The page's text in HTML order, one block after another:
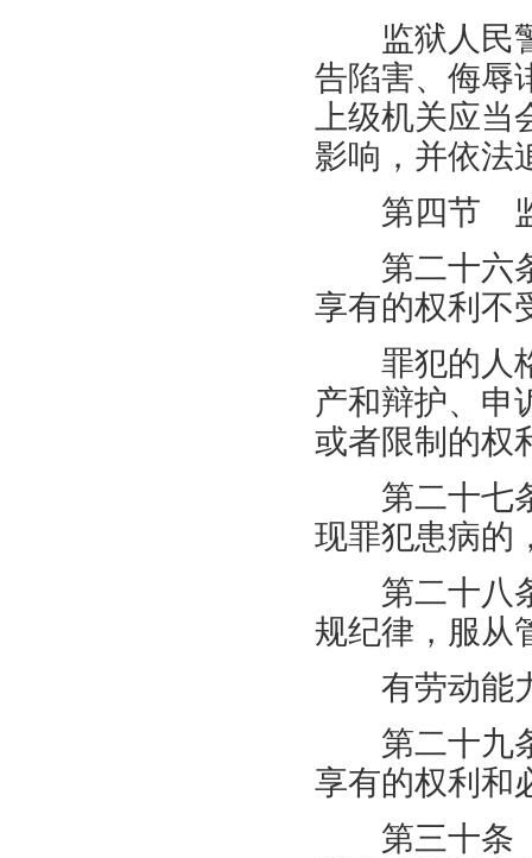
监狱人民警
告陷害、侮辱
上级机关应
影响，并依法
第四节 监
第二十六条
享有的权利不
罪犯的人格
产和辩护、申
或者限制的权
第二十七条
现罪犯患病的
第二十八条
规纪律，服从
有劳动能力
第二十九条
享有的权利和
第三十条